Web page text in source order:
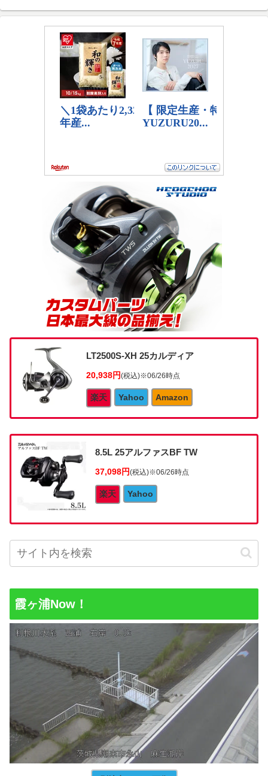
LT2500S-XH 25カルディア
20,938円(税込)※06/26時点
楽天 Yahoo Amazon
8.5L 25アルファスBF TW
37,098円(税込)※06/26時点
楽天 Yahoo
霞ヶ浦Now！